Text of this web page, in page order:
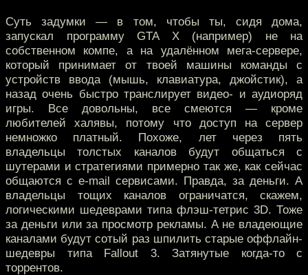
Суть задумки — в том, чтобы ты, сидя дома,
запускал программу GTA X (например) не на
собственном компе, а на удалённом мега-сервере,
который принимает от твоей машины команды с
устройств ввода (мышь, клавиатура, джойстик), а
назад очень быстро транслирует видео- и аудиоряд
игры. Все довольны, все смеются — кроме
любителей халявы, потому что доступ на сервер
немножко платный. Похоже, лет через пять
владельцы толстых каналов будут общаться с
шутерами и стратегиями примерно так же, как сейчас
общаются с e-mail сервисами. Правда, за деньги. А
владельцы тощих каналов ограничатся, скажем,
логическими шедеврами типа флэш-тетрис 3D. Тоже
за деньги или за просмотр рекламы. А не владеющие
каналами будут сотый раз шпилить старые оффлайн-
шедевры типа Fallout 3. Затянутые когда-то с
торрентов.